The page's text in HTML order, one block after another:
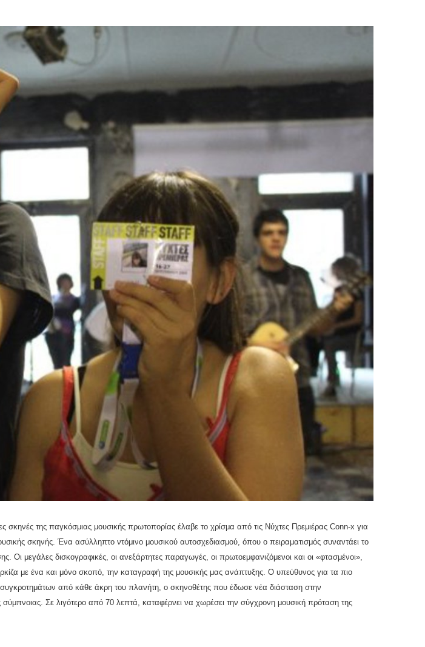
της παγκόσμιας μουσικής πρωτοπορίας έλαβε το χρίσμα από τις Νύχτες Πρεμιέρας Conn-x για
σκηνής. Ένα ασύλληπτο ντόμινο μουσικού αυτοσχεδιασμού, όπου ο πειραματισμός συναντάει το
μεγάλες δισκογραφικές, οι ανεξάρτητες παραγωγές, οι πρωτοεμφανιζόμενοι και οι «φτασμένοι»,
με ένα και μόνο σκοπό, την καταγραφή της μουσικής μας ανάπτυξης. Ο υπεύθυνος για τα πιο
από κάθε άκρη του πλανήτη, ο σκηνοθέτης που έδωσε νέα διάσταση στην
Σε λιγότερο από 70 λεπτά, καταφέρνει να χωρέσει την σύγχρονη μουσική πρόταση της